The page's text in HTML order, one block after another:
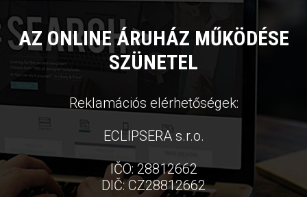
AZ ONLINE ÁRUHÁZ MŰKÖDÉSE
SZÜNETEL
Reklamációs elérhetőségek:
ECLIPSERA s.r.o.
IČO: 28812662
DIČ: CZ28812662